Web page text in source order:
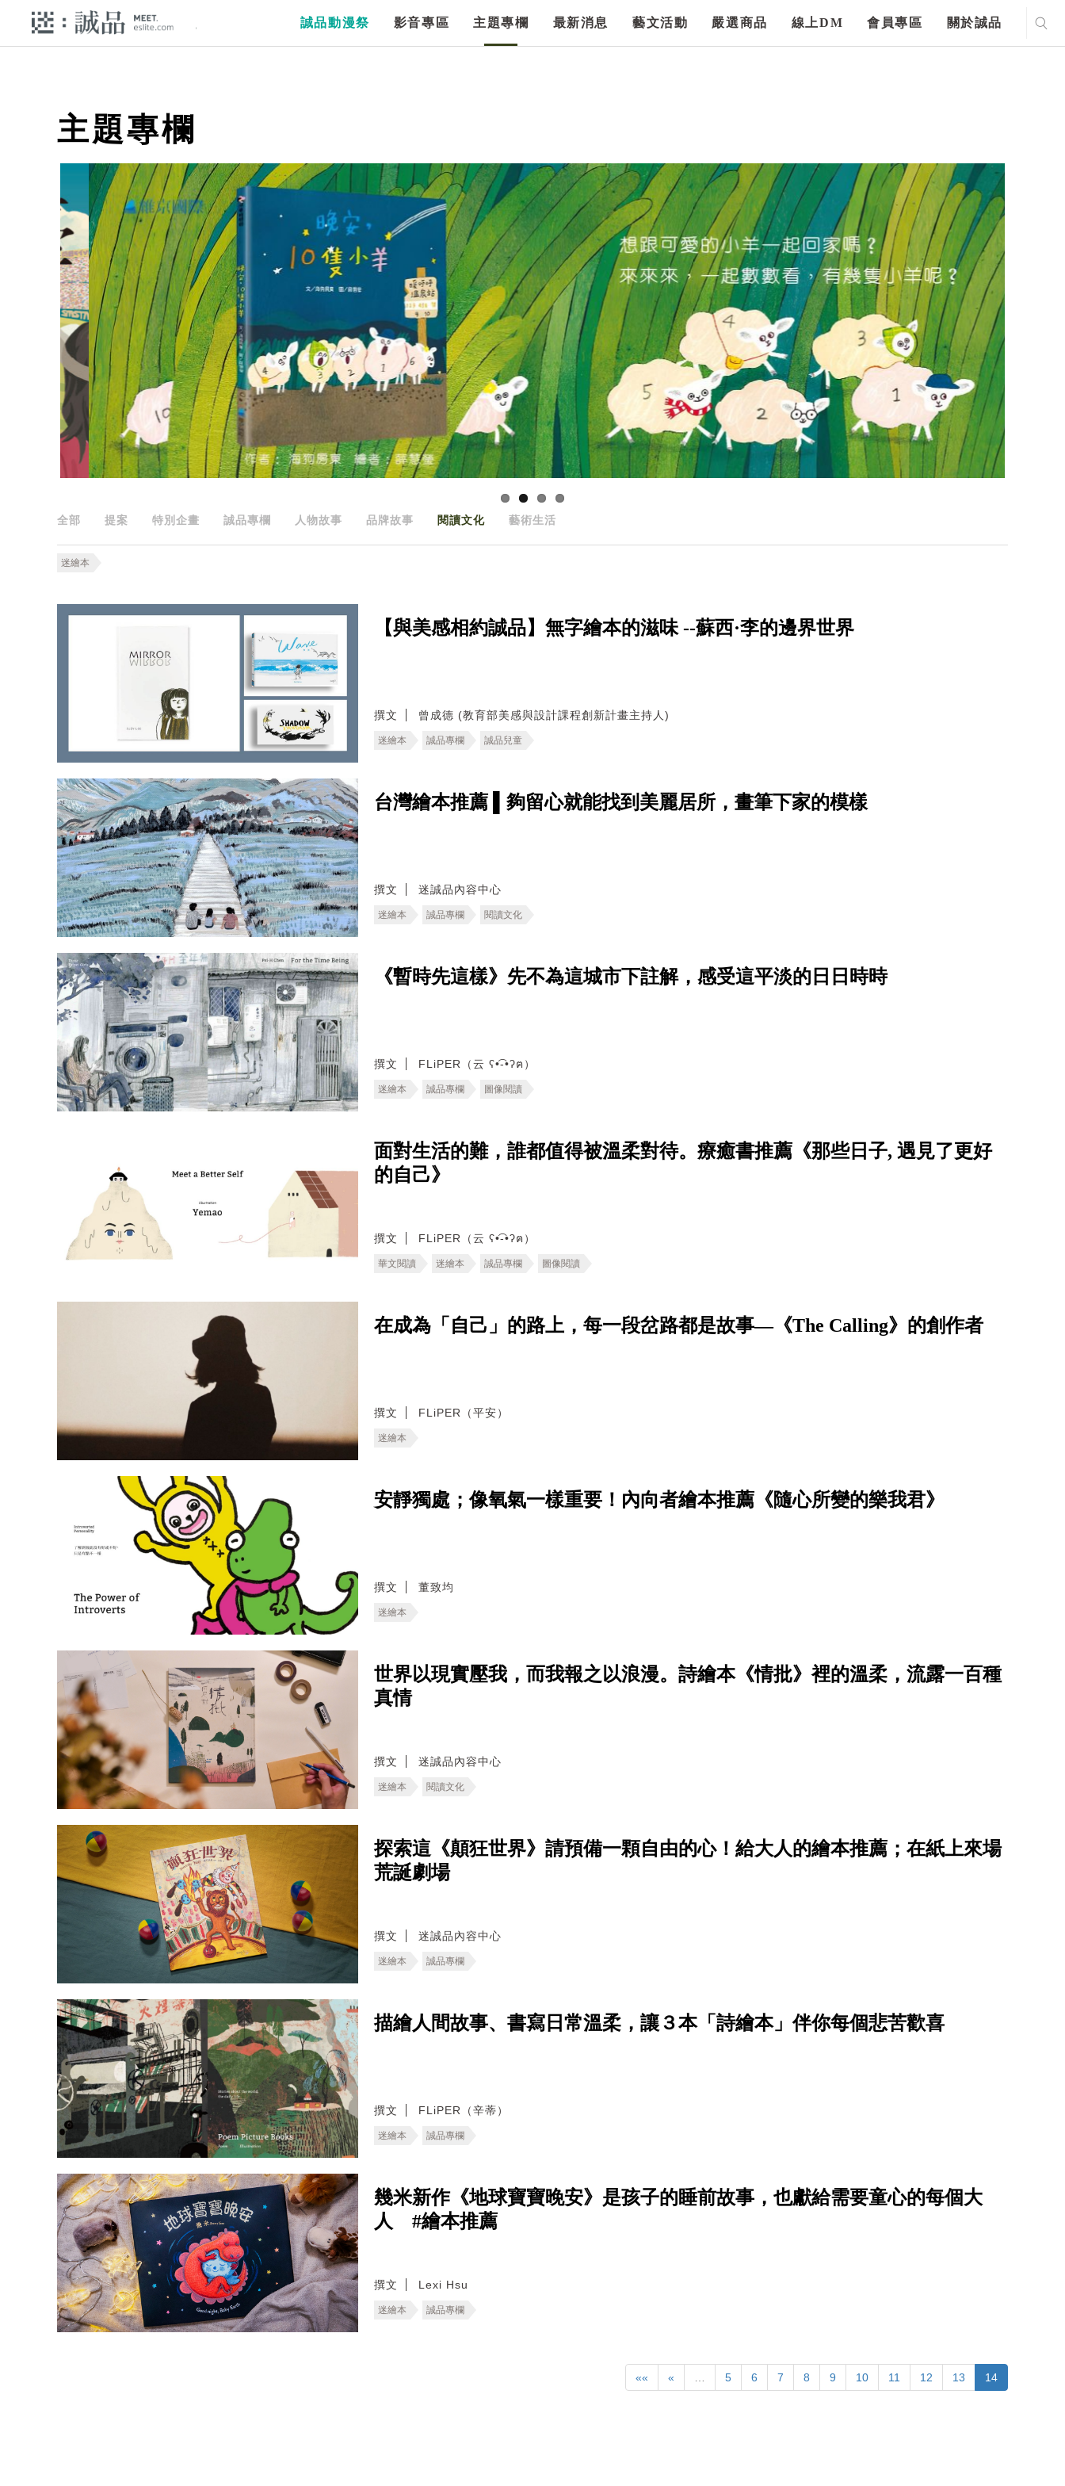
誠品動漫祭 影音專區 主題專欄 最新消息 藝文活動 嚴選商品 線上DM 會員專區 關於誠品
主題專欄
全部 提案 特別企畫 誠品專欄 人物故事 品牌故事 閱讀文化 藝術生活
迷繪本
【與美感相約誠品】無字繪本的滋味 --蘇西·李的邊界世界
撰文 曾成德 (教育部美感與設計課程創新計畫主持人)
迷繪本 誠品專欄 誠品兒童
台灣繪本推薦 ▌夠留心就能找到美麗居所，畫筆下家的模樣
撰文 迷誠品內容中心
迷繪本 誠品專欄 閱讀文化
《暫時先這樣》先不為這城市下註解，感受這平淡的日日時時
撰文 FLiPER（云 ʕ•͡-•ʔฅ）
迷繪本 誠品專欄 圖像閱讀
面對生活的難，誰都值得被溫柔對待。療癒書推薦《那些日子, 遇見了更好
的自己》
撰文 FLiPER（云 ʕ•͡-•ʔฅ）
華文閱讀 迷繪本 誠品專欄 圖像閱讀
在成為「自己」的路上，每一段岔路都是故事—《The Calling》的創作者
撰文 FLiPER（平安）
迷繪本
安靜獨處；像氧氣一樣重要！內向者繪本推薦《隨心所變的樂我君》
撰文 董致均
迷繪本
世界以現實壓我，而我報之以浪漫。詩繪本《情批》裡的溫柔，流露一百種
真情
撰文 迷誠品內容中心
迷繪本 閱讀文化
探索這《顛狂世界》請預備一顆自由的心！給大人的繪本推薦；在紙上來場
荒誕劇場
撰文 迷誠品內容中心
迷繪本 誠品專欄
描繪人間故事、書寫日常溫柔，讓３本「詩繪本」伴你每個悲苦歡喜
撰文 FLiPER（辛蒂）
迷繪本 誠品專欄
幾米新作《地球寶寶晚安》是孩子的睡前故事，也獻給需要童心的每個大
人 #繪本推薦
撰文 Lexi Hsu
迷繪本 誠品專欄
«« « … 5 6 7 8 9 10 11 12 13 14